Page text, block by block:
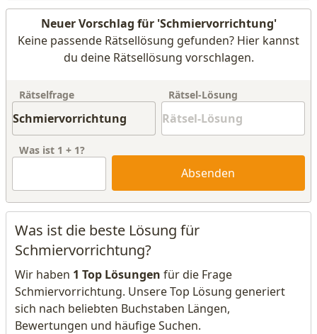
Neuer Vorschlag für 'Schmiervorrichtung'
Keine passende Rätsellösung gefunden? Hier kannst
du deine Rätsellösung vorschlagen.
Rätselfrage Rätsel-Lösung
Was ist 1 + 1?
Absenden
Was ist die beste Lösung für
Schmiervorrichtung?
Wir haben 1 Top Lösungen für die Frage
Schmiervorrichtung. Unsere Top Lösung generiert
sich nach beliebten Buchstaben Längen,
Bewertungen und häufige Suchen.